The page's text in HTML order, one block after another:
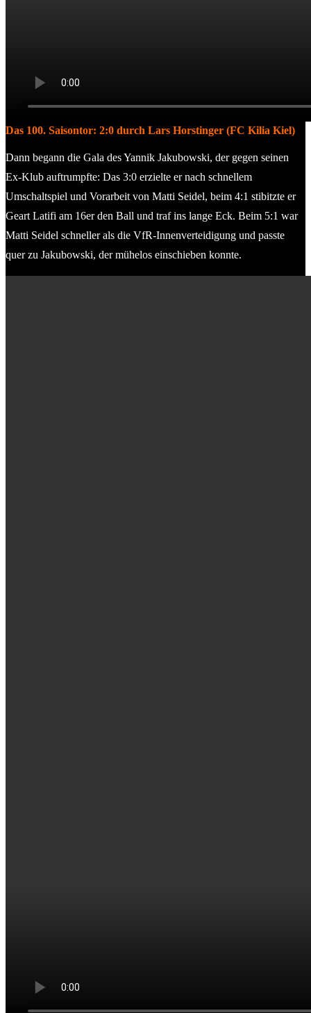
Das 100. Saisontor: 2:0 durch Lars Horstinger (FC Kilia Kiel)
Dann begann die Gala des Yannik Jakubowski, der gegen seinen
Ex-Klub auftrumpfte: Das 3:0 erzielte er nach schnellem
Umschaltspiel und Vorarbeit von Matti Seidel, beim 4:1 stibitzte er
Geart Latifi am 16er den Ball und traf ins lange Eck. Beim 5:1 war
Matti Seidel schneller als die VfR-Innenverteidigung und passte
quer zu Jakubowski, der mühelos einschieben konnte.